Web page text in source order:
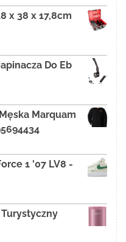
x 38 x 17,8cm
Do Eb
Marquam
1 '07 LV8 -